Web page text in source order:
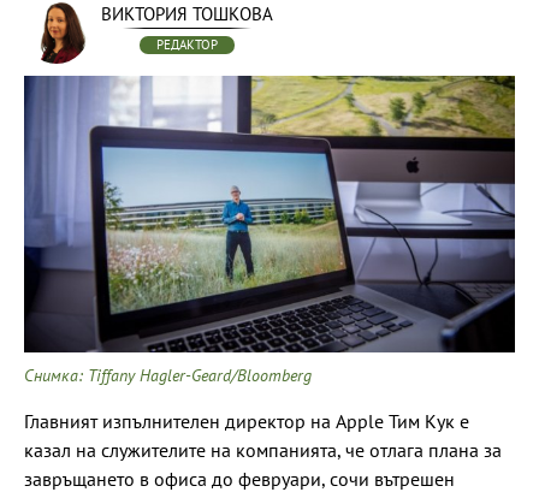
ВИКТОРИЯ ТОШКОВА
РЕДАКТОР
Снимка: Tiffany Hagler-Geard/Bloomberg
Главният изпълнителен директор на Apple Тим Кук е
казал на служителите на компанията, че отлага плана за
завръщането в офиса до февруари, сочи вътрешен